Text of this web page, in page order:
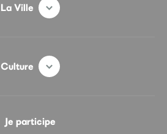
La Ville
Culture
Je participe